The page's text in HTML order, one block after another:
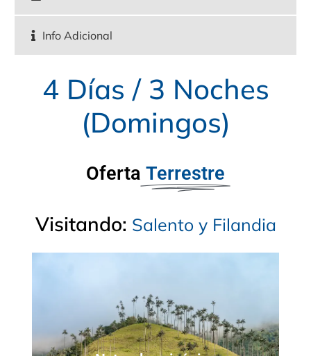
Info Adicional
4 Días / 3 Noches
(Domingos)
Oferta Terrestre
Visitando: Salento y Filandia